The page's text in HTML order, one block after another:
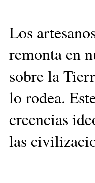
Los
remonta en
sobre la
lo rodea.
creencias
las